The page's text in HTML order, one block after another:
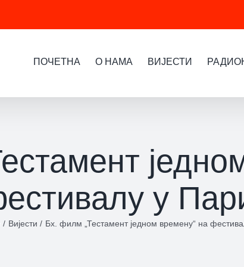
ПОЧЕТНА О НАМА ВИЈЕСТИ
у
Вијести Бх. филм „Тестамент једном времену“ на